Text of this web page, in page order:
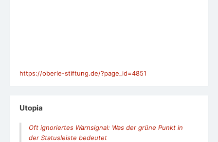
https://oberle-stiftung.de/?page_id=4851
Utopia
Oft ignoriertes Warnsignal: Was der grüne Punkt in
der Statusleiste bedeutet